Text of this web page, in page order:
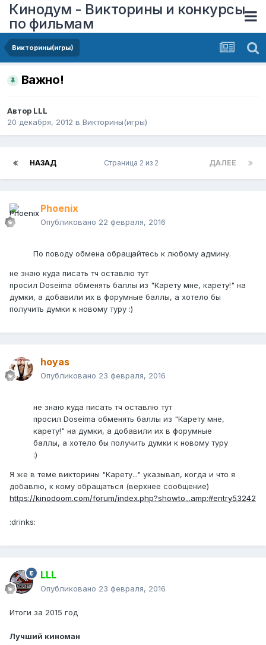
Кинодум - Викторины и конкурсы
по фильмам
Викторины(игры)
Важно!
Автор LLL
20 декабря, 2012 в Викторины(игры)
НАЗАД ДАЛЕЕ
Страница 2 из 2
Phoenix
Опубликовано 22 февраля, 2016
По поводу обмена обращайтесь к любому админу.
не знаю куда писать тч оставлю тут
просил Doseima обменять баллы из "Карету мне, карету!" на
думки, а добавили их в форумные баллы, а хотело бы
получить думки к новому туру :)
hoyas
Опубликовано 23 февраля, 2016
не знаю куда писать тч оставлю тут
просил Doseima обменять баллы из "Карету мне,
карету!" на думки, а добавили их в форумные
баллы, а хотело бы получить думки к новому туру
:)
Я же в теме викторины "Карету..." указывал, когда и что я
добавлю, к кому обращаться (верхнее сообщение)
https://kinodoom.com/forum/index.php?showto...amp;#entry53242
:drinks:
LLL
Опубликовано 23 февраля, 2016
Итоги за 2015 год
Лучший киноман